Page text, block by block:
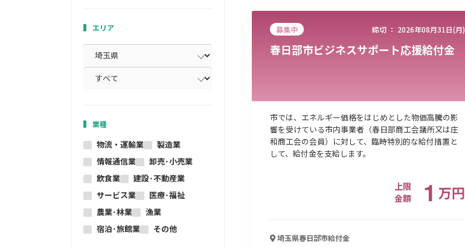
エリア
業種
物流・運輸業
製造業
情報通信業
卸売･小売業
飲食業
建設･不動産業
サービス業
医療･福祉
農業･林業
漁業
宿泊･旅館業
その他
募集中 締切 ： 2026年08月31日(月)
春日部市ビジネスサポート応援給付金
市では、エネルギー価格をはじめとした物価高騰の影
響を受けている市内事業者（春日部商工会議所又は庄
和商工会の会員）に対して、臨時特別的な給付措置と
して、給付金を支給します。
上限
金額
1 万円
埼玉県春日部市給付金